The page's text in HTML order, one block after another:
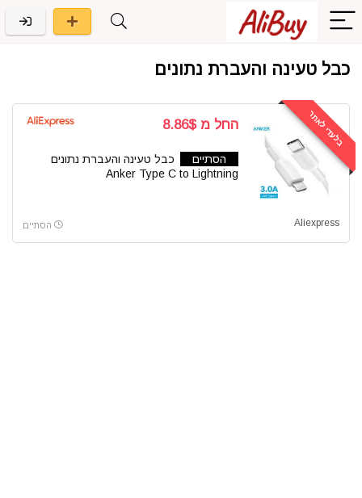
כבל טעינה והעברת נתונים
בלעדי לאתר החל מ 8.86$
הסתיים
כבל טעינה והעברת נתונים
Anker Type C to Lightning
Aliexpress הסתיים